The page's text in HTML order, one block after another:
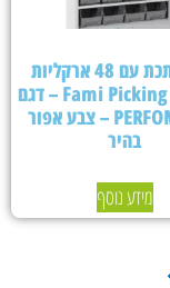
ארון מתכת עם 48 ארקליות
Fami Picking Box Air – דגם
PERFOMAK06 – צבע אפור
בהיר
מידע נוסף